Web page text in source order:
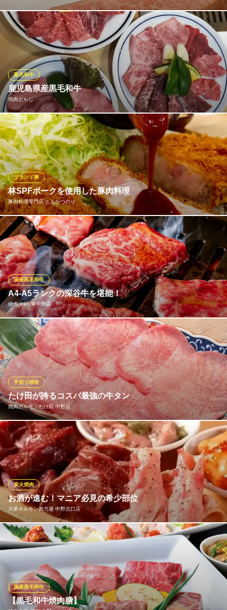
スペインバル×ワイン
ＪＲ中央線中野駅 徒歩4分
東京都中野区中野5-57-10 CUBE中野ビル3F
好味亭の一番のこだわり、黒毛和牛。A5ランクの更に上、「大ト
ビ」を使用。希少性が高く、仕入れが難しいですが週に一度は必
ず納品されるルートを持っています。
好味亭
質に自信中野焼肉専門店
ＪＲ中央線中野駅北口 徒歩3分
東京都中野区中野5-59-12 ピカ一ビル1F
鹿児島県産黒毛和牛
焼肉とらじ
黒毛和牛
鹿児島県産の黒毛和牛にこだわりご提供。長年同じ取引先からお
肉を仕入れ、創業から変わらない味を受け継いでおります。シン
プルな塩味はもちろんのこと、自家製タレは甘みのある濃厚な醤
油ベースで、コクもありお肉との相性が良い味わいです。品数の
多さも自慢ですので、たっぷりとお肉をお召し上がりください。
焼肉とらじ
リーズナブルな焼肉屋
ＪＲ中央線中野駅 徒歩3分
東京都中野区中野5-59-10
林SPFポークを使用した豚肉料理
豚肉料理専門店 とんかつのり
ブランド豚
とんかつやしゃぶしゃぶをはじめとした、こだわりの豚肉料理を
ご提供！SPF豚は、良質な穀物中心の飼料を与えることで出来上
がる、脂の甘さ、肉の柔らかさ、軽さ、美味しさが特徴の豚肉で
す！
豚肉料理専門店 とんかつのり
豚肉料理専門店
ＪＲ中央線中野駅 徒歩4分
東京都中野区中野5-56-15
A4-A5ランクの深谷牛を堪能！
焼肉 Kan 東中野店
国産黒毛和牛
Kanでご提供するお肉はオーナーゆかりの地"埼玉"にこだわった
『深谷牛』をメインに、上質肉を取り揃えております。『深谷
牛』はきめが細かくなめらかな肉質が特徴。王道の『カルビ』、
希少部位の『ザブトン』などでお楽しみいただけます。お肉は風
味を損なわぬよう注文ごとにカットしてご提供。管理にもこだわ
っています。
焼肉 Kan 東中野店
完全個室で黒毛和牛焼肉
都営大江戸線東中野駅 徒歩1分
東京都中野区東中野2-26-3
たけ田が誇るコスパ最強の牛タン
焼肉ホルモンたけ田 中野店
手切り焼肉
焼肉ホルモンたけ田が提供♪コスパ抜群の牛タンは当店の自慢料理
の一つです。ネギやレモンでお召し上がりください。
焼肉ホルモンたけ田 中野店
卓上レモンサワー焼肉店
ＪＲ中央線中野駅 徒歩1分
東京都中野区中野5-64-10 サンモール中野ビル4F
お酒が進む！マニア必見の希少部位
大衆ホルモン肉力屋 中野北口店
炭火焼肉
ホルモンツウも唸る珍しい部位も日替わりで登場！コリコリ、フ
ワフワなど部位ごとに全く異なる食感と、噛むほどに溢れる濃厚
な脂の甘みがクセになります。名物の「肉力屋ハイボール」や爽
快なサワーで流し込めば、至福のひととき。新たなホルモンの魅
力に出会えます！
【黒毛和牛焼肉膳】
国産黒毛和牛